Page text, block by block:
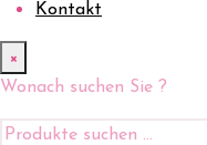
Kontakt
×
Wonach suchen Sie ?